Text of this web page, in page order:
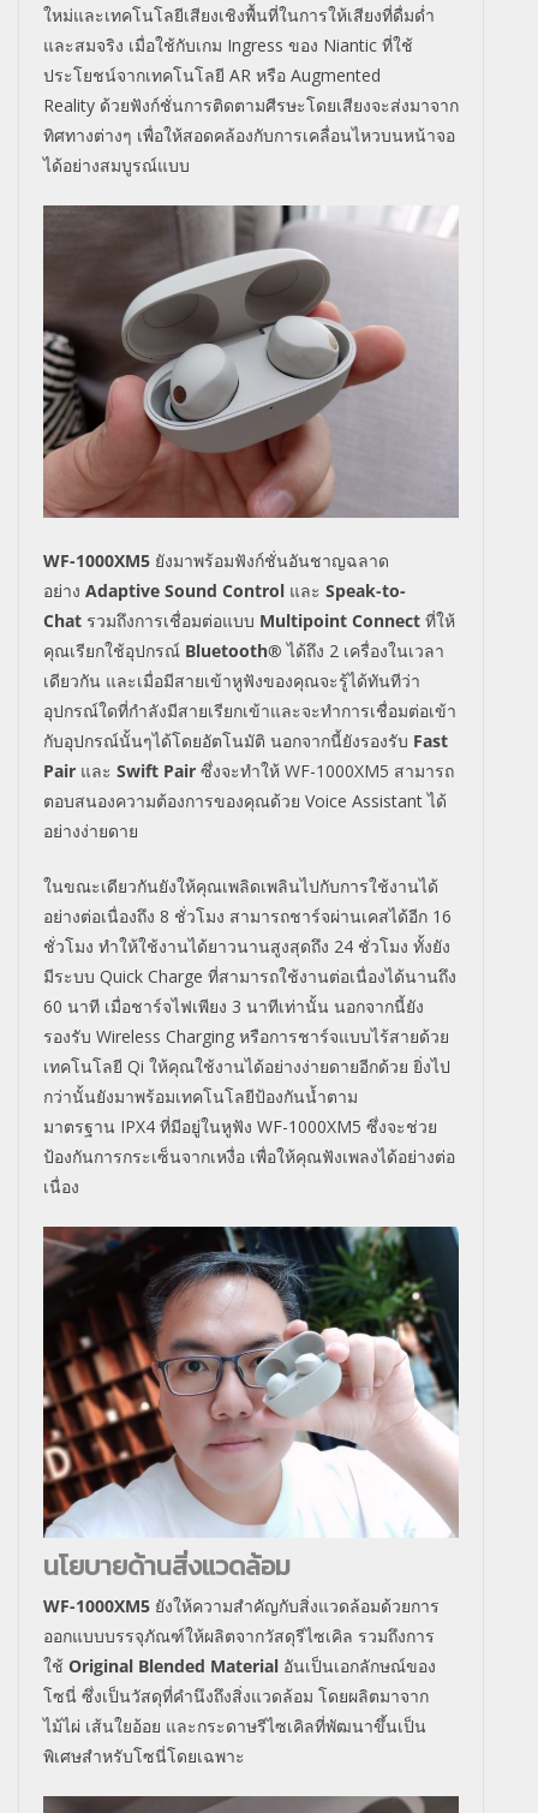
ใหม่และเทคโนโลยีเสียงเชิงพื้นที่ในการให้เสียงที่ดื่มด่ำ
และสมจริง เมื่อใช้กับเกม Ingress ของ Niantic ที่ใช้
ประโยชน์จากเทคโนโลยี AR หรือ Augmented
Reality ด้วยฟังก์ชั่นการติดตามศีรษะโดยเสียงจะส่งมาจาก
ทิศทางต่างๆ เพื่อให้สอดคล้องกับการเคลื่อนไหวบนหน้าจอ
ได้อย่างสมบูรณ์แบบ
WF-1000XM5 ยังมาพร้อมฟังก์ชั่นอันชาญฉลาด
อย่าง Adaptive Sound Control และ Speak-to-
Chat รวมถึงการเชื่อมต่อแบบ Multipoint Connect ที่ให้
คุณเรียกใช้อุปกรณ์ Bluetooth® ได้ถึง 2 เครื่องในเวลา
เดียวกัน และเมื่อมีสายเข้าหูฟังของคุณจะรู้ได้ทันทีว่า
อุปกรณ์ใดที่กำลังมีสายเรียกเข้าและจะทำการเชื่อมต่อเข้า
กับอุปกรณ์นั้นๆได้โดยอัตโนมัติ นอกจากนี้ยังรองรับ Fast
Pair และ Swift Pair ซึ่งจะทำให้ WF-1000XM5 สามารถ
ตอบสนองความต้องการของคุณด้วย Voice Assistantได้
อย่างง่ายดาย
ในขณะเดียวกันยังให้คุณเพลิดเพลินไปกับการใช้งานได้
อย่างต่อเนื่องถึง 8 ชั่วโมง สามารถชาร์จผ่านเคสได้อีก 16
ชั่วโมง ทำให้ใช้งานได้ยาวนานสูงสุดถึง 24 ชั่วโมง ทั้งยัง
มีระบบ Quick Charge ที่สามารถใช้งานต่อเนื่องได้นานถึง
60 นาที เมื่อชาร์จไฟเพียง 3 นาทีเท่านั้น นอกจากนี้ยัง
รองรับ Wireless Charging หรือการชาร์จแบบไร้สายด้วย
เทคโนโลยี Qi ให้คุณใช้งานได้อย่างง่ายดายอีกด้วย ยิ่งไป
กว่านั้นยังมาพร้อมเทคโนโลยีป้องกันน้ำตาม
มาตรฐาน IPX4 ที่มีอยู่ในหูฟัง WF-1000XM5 ซึ่งจะช่วย
ป้องกันการกระเซ็นจากเหงื่อ เพื่อให้คุณฟังเพลงได้อย่างต่อ
เนื่อง
นโยบายด้านสิ่งแวดล้อม
WF-1000XM5 ยังให้ความสำคัญกับสิ่งแวดล้อมด้วยการ
ออกแบบบรรจุภัณฑ์ให้ผลิตจากวัสดุรีไซเคิล รวมถึงการ
ใช้ Original Blended Material อันเป็นเอกลักษณ์ของ
โซนี่ ซึ่งเป็นวัสดุที่คำนึงถึงสิ่งแวดล้อม โดยผลิตมาจาก
ไม้ไผ่ เส้นใยอ้อย และกระดาษรีไซเคิลที่พัฒนาขึ้นเป็น
พิเศษสำหรับโซนี่โดยเฉพาะ